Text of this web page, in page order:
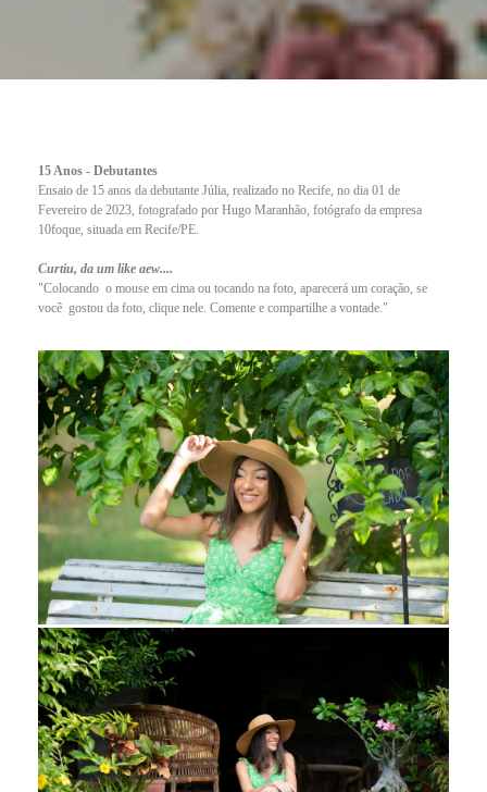
15 Anos - Debutantes
Ensaio de 15 anos da debutante Júlia, realizado no Recife, no dia 01 de
Fevereiro de 2023, fotografado por Hugo Maranhão, fotógrafo da empresa
10foque, situada em Recife/PE.
Curtiu, da um like aew....
"Colocando o mouse em cima ou tocando na foto, aparecerá um coração, se
você gostou da foto, clique nele. Comente e compartilhe a vontade."